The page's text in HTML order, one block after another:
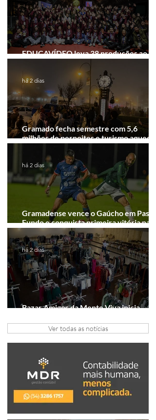
EDUCAVÍDEO leva 38 produções ao
Festival de Cinema de Gramado
Gramado fecha semestre com 5,6
milhões de pernoites e turismo
Junho desponta!
há 2 dias
Gramadense vence o Gaúcho em Passo
Fundo e conquista primeira vitória na
Série A2
há 2 dias
Bazar Amigos da Mente Viva inicia
há 2 dias
Ver todas as notícias